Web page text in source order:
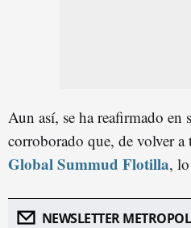
Aun así, se ha reafirmado en
corroborado que, de volver a
Global Summud Flotilla,
NEWSLETTER